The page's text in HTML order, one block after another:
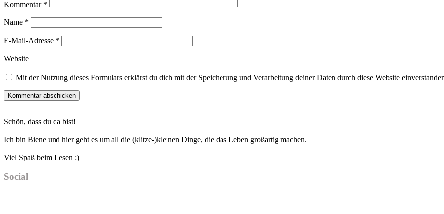
Kommentar *
Name *
E-Mail-Adresse *
Website
Mit der Nutzung dieses Formulars erklärst du dich mit der Speicherung und Verarbeitung deiner Daten durch diese Website
Sidebar
Schön, dass du da bist!
Ich bin Biene und hier geht es um all die (klitze-)kleinen Dinge, die das Leben großartig machen.
Viel Spaß beim Lesen :)
Social